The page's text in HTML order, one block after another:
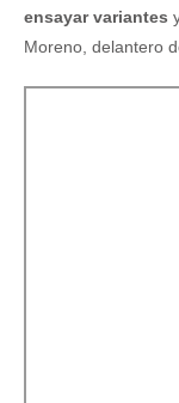
ensayar variantes
Moreno, delantero